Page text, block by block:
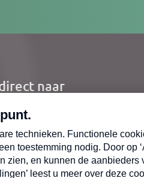
naar
Home
Nieuws
Uitzendingen